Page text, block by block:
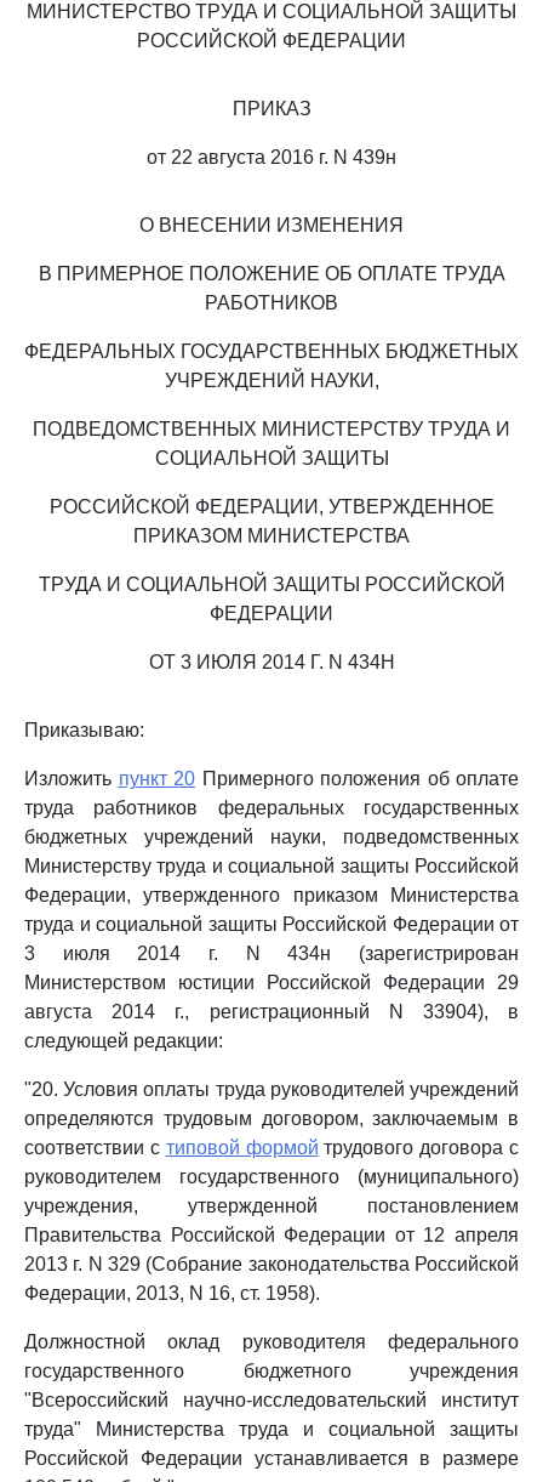
МИНИСТЕРСТВО ТРУДА И СОЦИАЛЬНОЙ ЗАЩИТЫ
РОССИЙСКОЙ ФЕДЕРАЦИИ
ПРИКАЗ
от 22 августа 2016 г. N 439н
О ВНЕСЕНИИ ИЗМЕНЕНИЯ
В ПРИМЕРНОЕ ПОЛОЖЕНИЕ ОБ ОПЛАТЕ ТРУДА
РАБОТНИКОВ
ФЕДЕРАЛЬНЫХ ГОСУДАРСТВЕННЫХ БЮДЖЕТНЫХ
УЧРЕЖДЕНИЙ НАУКИ,
ПОДВЕДОМСТВЕННЫХ МИНИСТЕРСТВУ ТРУДА И
СОЦИАЛЬНОЙ ЗАЩИТЫ
РОССИЙСКОЙ ФЕДЕРАЦИИ, УТВЕРЖДЕННОЕ
ПРИКАЗОМ МИНИСТЕРСТВА
ТРУДА И СОЦИАЛЬНОЙ ЗАЩИТЫ РОССИЙСКОЙ
ФЕДЕРАЦИИ
ОТ 3 ИЮЛЯ 2014 Г. N 434Н
Приказываю:
Изложить пункт 20 Примерного положения об оплате
труда работников федеральных государственных
бюджетных учреждений науки, подведомственных
Министерству труда и социальной защиты Российской
Федерации, утвержденного приказом Министерства
труда и социальной защиты Российской Федерации от
3 июля 2014 г. N 434н (зарегистрирован
Министерством юстиции Российской Федерации 29
августа 2014 г., регистрационный N 33904), в
следующей редакции:
"20. Условия оплаты труда руководителей учреждений
определяются трудовым договором, заключаемым в
соответствии с типовой формой трудового договора с
руководителем государственного (муниципального)
учреждения, утвержденной постановлением
Правительства Российской Федерации от 12 апреля
2013 г. N 329 (Собрание законодательства Российской
Федерации, 2013, N 16, ст. 1958).
Должностной оклад руководителя федерального
государственного бюджетного учреждения
"Всероссийский научно-исследовательский институт
труда" Министерства труда и социальной защиты
Российской Федерации устанавливается в размере